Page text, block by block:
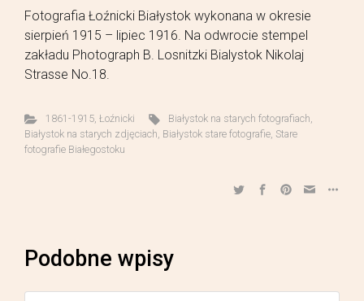
Fotografia Łoźnicki Białystok wykonana w okresie
sierpień 1915 – lipiec 1916. Na odwrocie stempel
zakładu Photograph B. Losnitzki Bialystok Nikolaj
Strasse No.18.
1861-1915, Łoźnicki Białystok na starych fotografiach,
Białystok na starych zdjęciach, Białystok stare fotografie, Stare
fotografie Białegostoku
Podobne wpisy